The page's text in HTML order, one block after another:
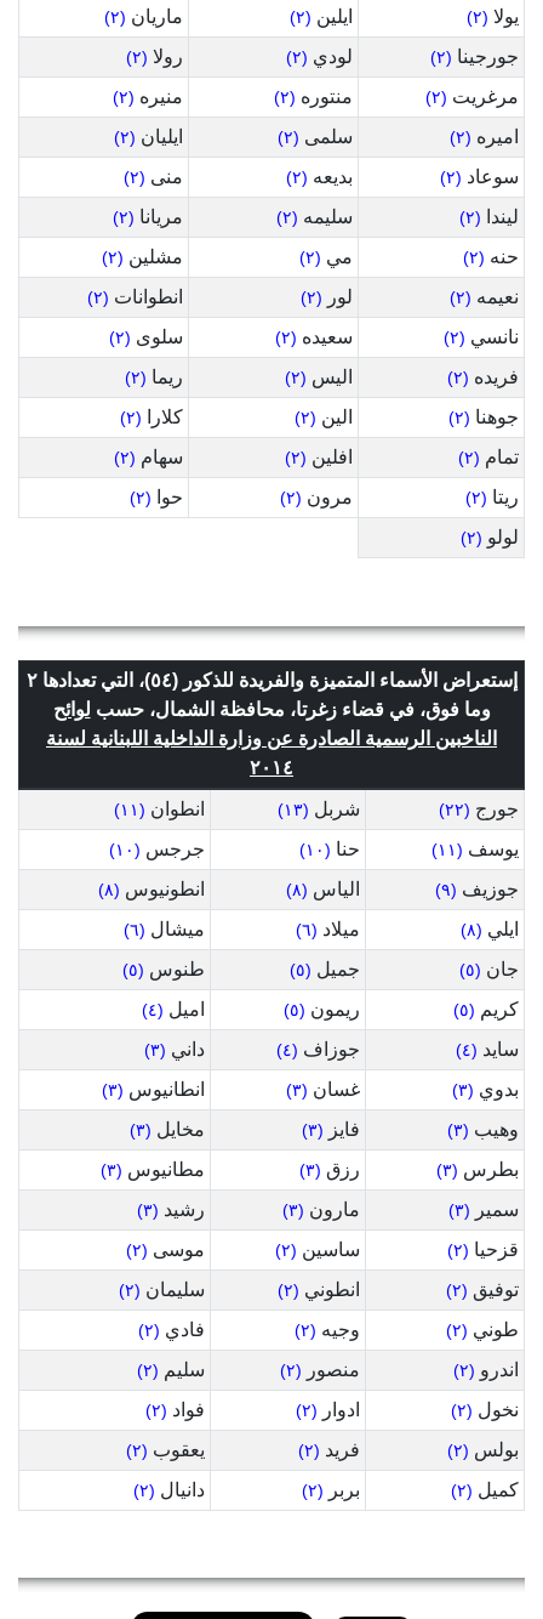
يولا (٢) ايلين (٢) ماريان (٢)
جورجينا (٢) لودي (٢) رولا (٢)
مرغريت (٢) منتوره (٢) منيره (٢)
اميره (٢) سلمى (٢) ايليان (٢)
سوعاد (٢) بديعه (٢) منى (٢)
ليندا (٢) سليمه (٢) مريانا (٢)
حنه (٢) مي (٢) مشلين (٢)
نعيمه (٢) لور (٢) انطوانات (٢)
نانسي (٢) سعيده (٢) سلوى (٢)
فريده (٢) اليس (٢) ريما (٢)
جوهنا (٢) الين (٢) كلارا (٢)
تمام (٢) افلين (٢) سهام (٢)
ريتا (٢) مرون (٢) حوا (٢)
لولو (٢)
إستعراض الأسماء المتميزة والفريدة للذكور (٥٤)، التي تعدادها ٢
وما فوق، في قضاء زغرتا، محافظة الشمال، حسب لوائح
الناخبين الرسمية الصادرة عن وزارة الداخلية اللبنانية لسنة
٢٠١٤
جورج (٢٢) شربل (١٣) انطوان (١١)
يوسف (١١) حنا (١٠) جرجس (١٠)
جوزيف (٩) الياس (٨) انطونيوس (٨)
ايلي (٨) ميلاد (٦) ميشال (٦)
جان (٥) جميل (٥) طنوس (٥)
كريم (٥) ريمون (٥) اميل (٤)
سايد (٤) جوزاف (٤) داني (٣)
بدوي (٣) غسان (٣) انطانيوس (٣)
وهيب (٣) فايز (٣) مخايل (٣)
بطرس (٣) رزق (٣) مطانيوس (٣)
سمير (٣) مارون (٣) رشيد (٣)
قزحيا (٢) ساسين (٢) موسى (٢)
توفيق (٢) انطوني (٢) سليمان (٢)
طوني (٢) وجيه (٢) فادي (٢)
اندرو (٢) منصور (٢) سليم (٢)
نخول (٢) ادوار (٢) فواد (٢)
بولس (٢) فريد (٢) يعقوب (٢)
كميل (٢) بربر (٢) دانيال (٢)